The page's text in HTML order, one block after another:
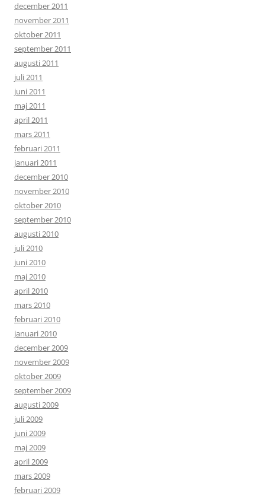
december 2011
november 2011
oktober 2011
september 2011
augusti 2011
juli 2011
juni 2011
maj 2011
april 2011
mars 2011
februari 2011
januari 2011
december 2010
november 2010
oktober 2010
september 2010
augusti 2010
juli 2010
juni 2010
maj 2010
april 2010
mars 2010
februari 2010
januari 2010
december 2009
november 2009
oktober 2009
september 2009
augusti 2009
juli 2009
juni 2009
maj 2009
april 2009
mars 2009
februari 2009